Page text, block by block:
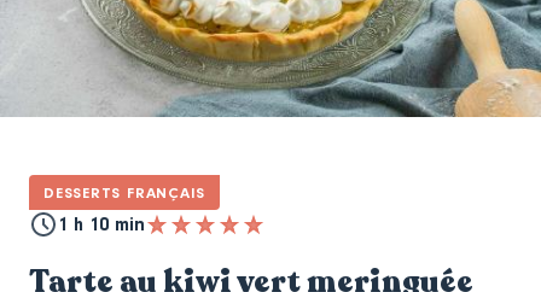
DESSERTS FRANÇAIS
1 h 10 min
Tarte au kiwi vert meringuée